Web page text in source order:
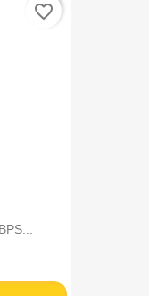
favorite_border